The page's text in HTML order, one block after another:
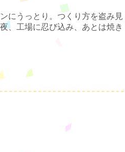
にうっとり。つくり方を盗み見
、工場に忍び込み、あとは焼き